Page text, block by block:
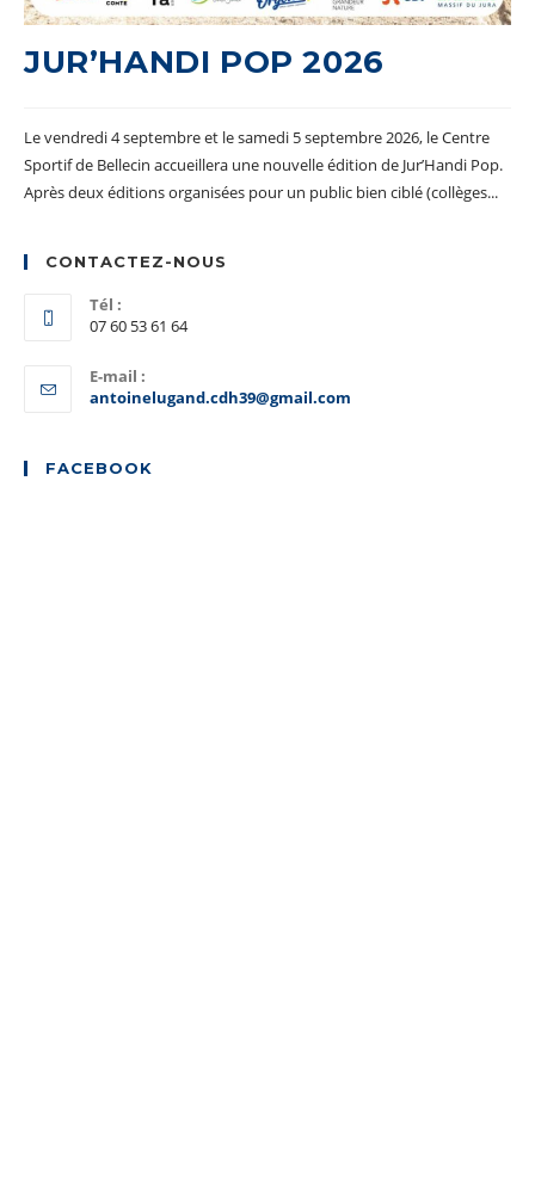
JUR’HANDI POP 2026
Le vendredi 4 septembre et le samedi 5 septembre 2026, le Centre
Sportif de Bellecin accueillera une nouvelle édition de Jur’Handi Pop.
Après deux éditions organisées pour un public bien ciblé (collèges...
CONTACTEZ-NOUS
Tél :
07 60 53 61 64
E-mail :
antoinelugand.cdh39@gmail.com
FACEBOOK